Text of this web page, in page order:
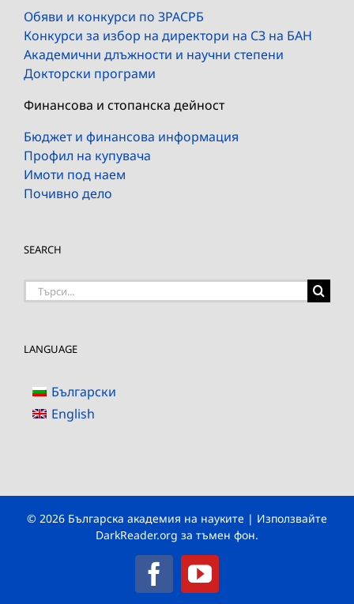
Обяви и конкурси по ЗРАСРБ
Конкурси за избор на директори на СЗ на БАН
Академични длъжности и научни степени
Докторски програми
Финансова и стопанска дейност
Бюджет и финансова информация
Профил на купувача
Имоти под наем
Почивно дело
SEARCH
Търсене
LANGUAGE
Български
English
© 2026 Българска академия на науките | Използвайте
DarkReader.org за тъмен фон.
FacebookYouTube